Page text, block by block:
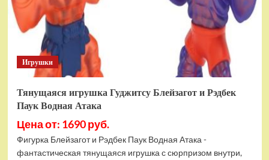
Игрушки
Тянущаяся игрушка Гуджитсу Блейзагот и Рэдбек
Паук Водная Атака
Цена от: 1690 руб.
Фигурка Блейзагот и Рэдбек Паук Водная Атака -
фантастическая тянущаяся игрушка с сюрпризом внутри,